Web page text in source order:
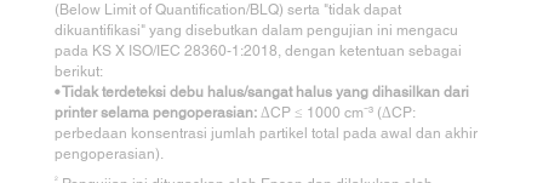
(Below Limit of Quantification/BLQ) serta "tidak dapat
dikuantifikasi" yang disebutkan dalam pengujian ini mengacu
pada KS X ISO/IEC 28360-1:2018, dengan ketentuan sebagai
berikut:
• Tidak terdeteksi debu halus/sangat halus yang dihasilkan dari
printer selama pengoperasian:ΔCP ≤ 1000 cm⁻³ (ΔCP:
perbedaan konsentrasi jumlah partikel total pada awal dan akhir
pengoperasian).
2